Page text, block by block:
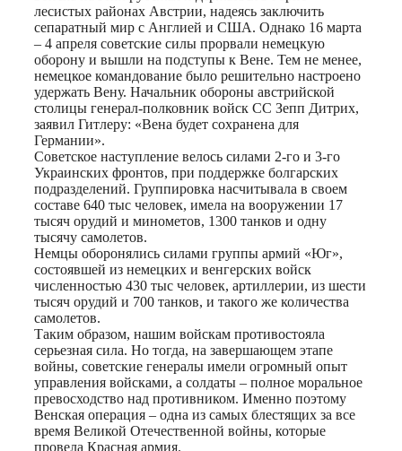
лесистых районах Австрии, надеясь заключить
сепаратный мир с Англией и США. Однако 16 марта
– 4 апреля советские силы прорвали немецкую
оборону и вышли на подступы к Вене. Тем не менее,
немецкое командование было решительно настроено
удержать Вену. Начальник обороны австрийской
столицы генерал-полковник войск СС Зепп Дитрих,
заявил Гитлеру: «Вена будет сохранена для
Германии».
Советское наступление велось силами 2-го и 3-го
Украинских фронтов, при поддержке болгарских
подразделений. Группировка насчитывала в своем
составе 640 тыс человек, имела на вооружении 17
тысяч орудий и минометов, 1300 танков и одну
тысячу самолетов.
Немцы оборонялись силами группы армий «Юг»,
состоявшей из немецких и венгерских войск
численностью 430 тыс человек, артиллерии, из шести
тысяч орудий и 700 танков, и такого же количества
самолетов.
Таким образом, нашим войскам противостояла
серьезная сила. Но тогда, на завершающем этапе
войны, советские генералы имели огромный опыт
управления войсками, а солдаты – полное моральное
превосходство над противником. Именно поэтому
Венская операция – одна из самых блестящих за все
время Великой Отечественной войны, которые
провела Красная армия.